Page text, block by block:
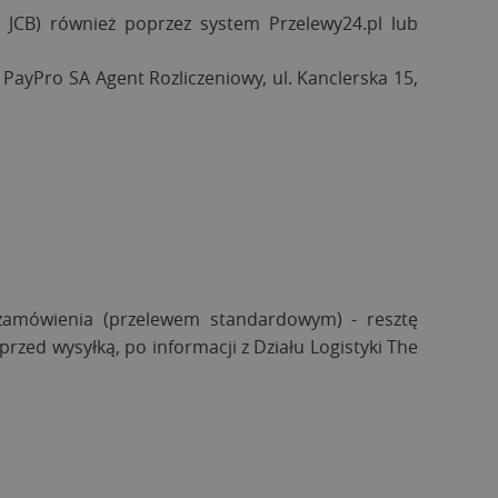
również poprzez system Przelewy24.pl lub
SA Agent Rozliczeniowy, ul. Kanclerska 15,
(przelewem standardowym) - resztę
wysyłką, po informacji z Działu Logistyki The